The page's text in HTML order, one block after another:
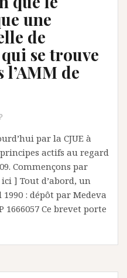
une
de
se trouve
de
par la CJUE à
actifs au regard
Commençons par
ici ] Tout d’abord, un
: dépôt par Medeva
1666057 Ce brevet porte